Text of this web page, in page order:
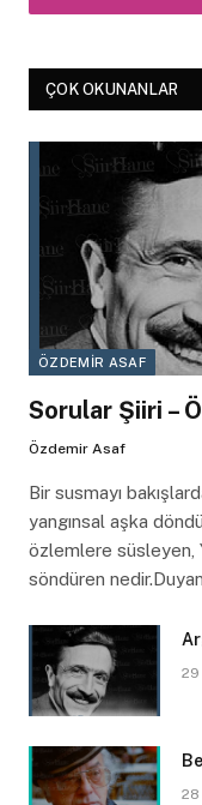
ÇOK OKUNANLAR
ÖZDEMIR ASAF
Sorular Şiiri –
Özdemir Asaf
Bir susmayı
yangınsal aşka
özlemlere süsleyen,
söndüren
29
28